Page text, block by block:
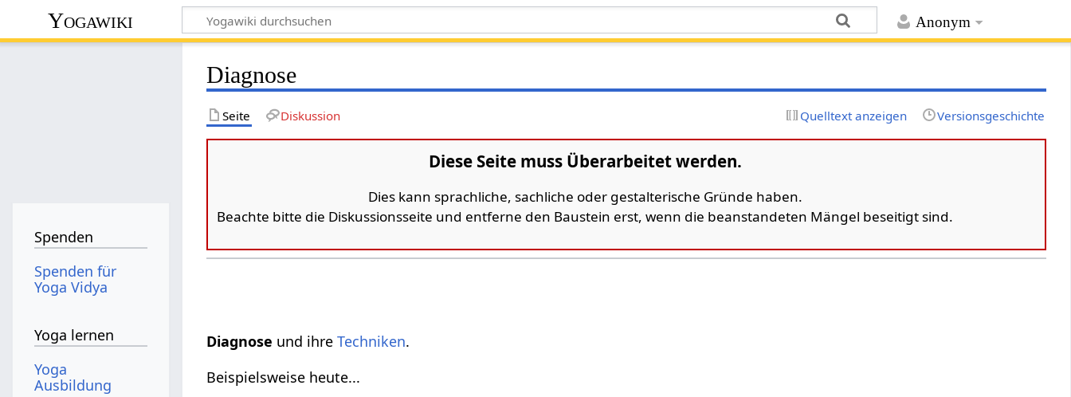
Anonym
Yogawiki
Diagnose
Seite Diskussion Quelltext anzeigen Versionsgeschichte
Diese Seite muss Überarbeitet werden.
Dies kann sprachliche, sachliche oder gestalterische Gründe haben.
Beachte bitte die Diskussionsseite und entferne den Baustein erst, wenn die beanstandeten Mängel beseitigt sind.
Diagnose und ihreTechniken.
Beispielsweise heute...
Spenden
Spenden für
Yoga Vidya
Yoga lernen
Yoga
Ausbildung